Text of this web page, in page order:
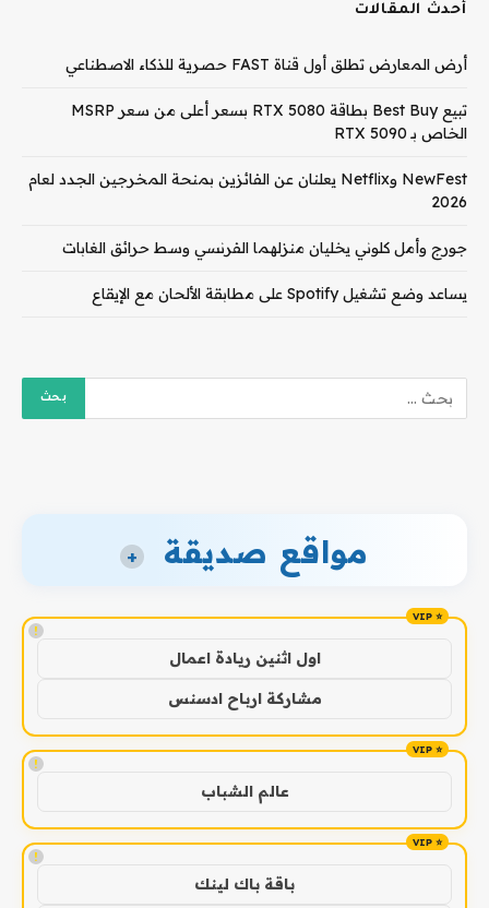
أحدث المقالات
أرض المعارض تطلق أول قناة FAST حصرية للذكاء الاصطناعي
تبيع Best Buy بطاقة RTX 5080 بسعر أعلى من سعر MSRP
الخاص بـ RTX 5090
NewFest وNetflix يعلنان عن الفائزين بمنحة المخرجين الجدد لعام
2026
جورج وأمل كلوني يخليان منزلهما الفرنسي وسط حرائق الغابات
يساعد وضع تشغيل Spotify على مطابقة الألحان مع الإيقاع
مواقع صديقة +
!
اول اثنين ريادة اعمال
مشاركة ارباح ادسنس
!
عالم الشباب
!
باقة باك لينك